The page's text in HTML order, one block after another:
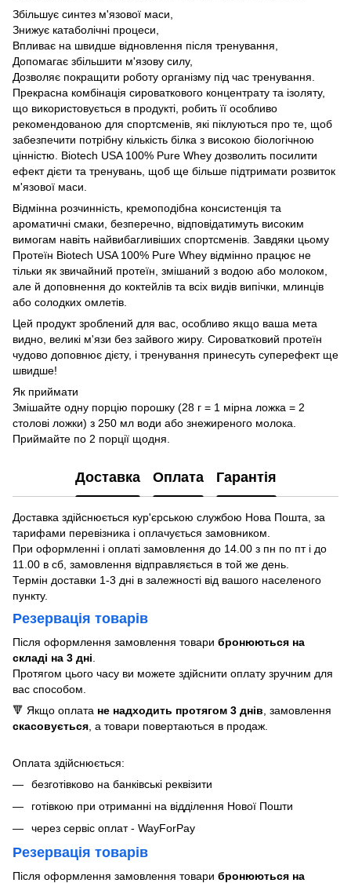
Збільшує синтез м'язової маси,
Знижує катаболічні процеси,
Впливає на швидше відновлення після тренування,
Допомагає збільшити м'язову силу,
Дозволяє покращити роботу організму під час тренування.
Прекрасна комбінація сироваткового концентрату та ізоляту,
що використовується в продукті, робить її особливо
рекомендованою для спортсменів, які піклуються про те, щоб
забезпечити потрібну кількість білка з високою біологічною
цінністю. Biotech USA 100% Pure Whey дозволить посилити
ефект дієти та тренувань, щоб ще більше підтримати розвиток
м'язової маси.
Відмінна розчинність, кремоподібна консистенція та
ароматичні смаки, безперечно, відповідатимуть високим
вимогам навіть найвибагливіших спортсменів. Завдяки цьому
Протеїн Biotech USA 100% Pure Whey відмінно працює не
тільки як звичайний протеїн, змішаний з водою або молоком,
але й доповнення до коктейлів та всіх видів випічки, млинців
або солодких омлетів.
Цей продукт зроблений для вас, особливо якщо ваша мета
видно, великі м'язи без зайвого жиру. Сироватковий протеїн
чудово доповнює дієту, і тренування принесуть суперефект ще
швидше!
Як приймати
Змішайте одну порцію порошку (28 г = 1 мірна ложка = 2
столові ложки) з 250 мл води або знежиреного молока.
Приймайте по 2 порції щодня.
Доставка Оплата Гарантія
Доставка здійснюється кур'єрською службою Нова Пошта, за
тарифами перевізника і оплачується замовником.
При оформленні і оплаті замовлення до 14.00 з пн по пт і до
11.00 в сб, замовлення відправляється в той же день.
Термін доставки 1-3 дні в залежності від вашого населеного
пункту.
Резервація товарів
Після оформлення замовлення товари бронюються на
складі на 3 дні
Протягом цього часу ви можете здійснити оплату зручним для
вас способом.
🔻 Якщо оплата не надходить протягом 3 днів , замовлення
скасовується , а товари повертаються в продаж.
Оплата здійснюється:
безготівково на банківські реквізити
готівкою при отриманні на відділення Нової Пошти
через сервіс оплат - WayForPay
Резервація товарів
Після оформлення замовлення товари бронюються на